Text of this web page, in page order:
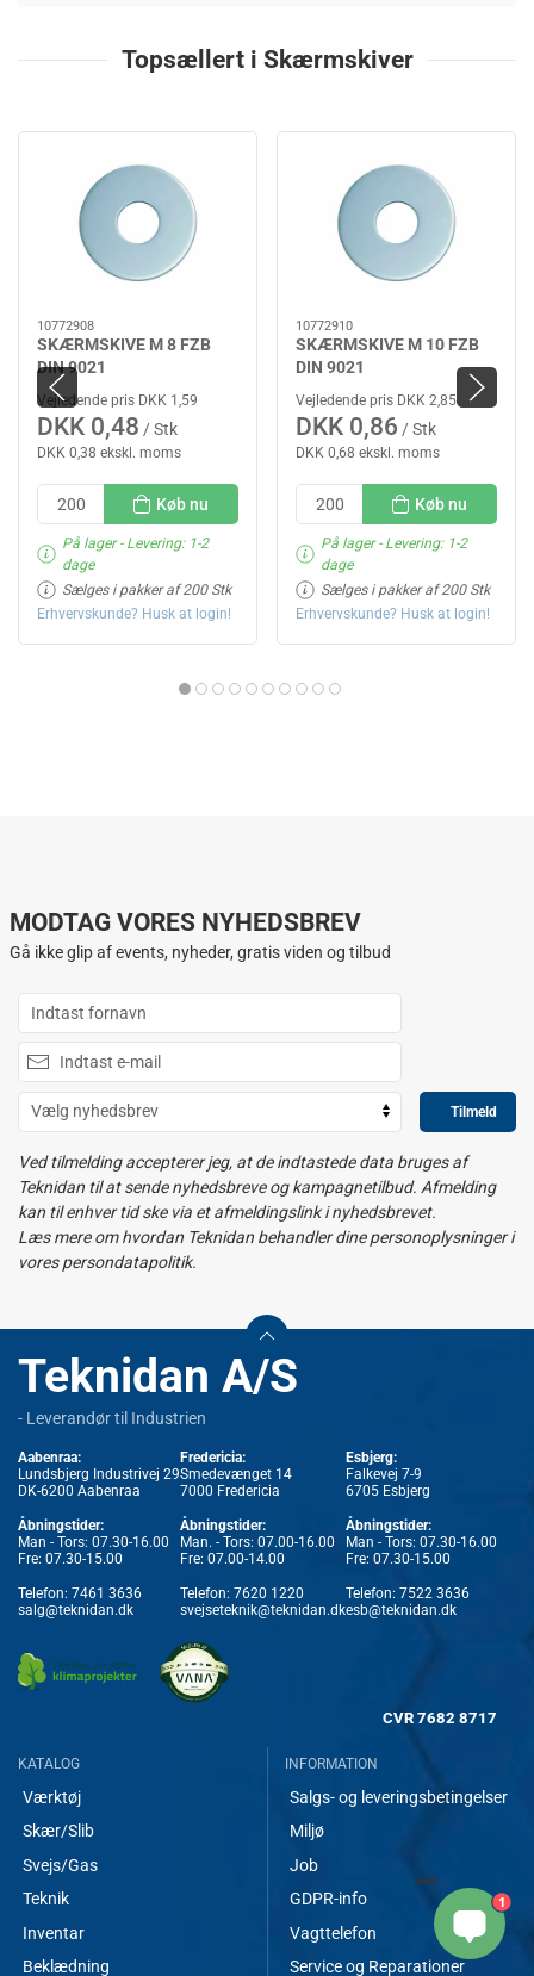
Topsællert i Skærmskiver
10772908
SKÆRMSKIVE M 8 FZB
DIN 9021
Vejledende pris DKK 1,59
DKK 0,48 / Stk
DKK 0,38 ekskl. moms
Køb nu
På lager- Levering: 1-2
dage
Sælges i pakker af 200 Stk
Erhvervskunde? Husk at login!
10772910
SKÆRMSKIVE M 10 FZB
DIN 9021
Vejledende pris DKK 2,85
DKK 0,86 / Stk
DKK 0,68 ekskl. moms
Køb nu
På lager- Levering: 1-2
dage
Sælges i pakker af 200 Stk
Erhvervskunde? Husk at login!
MODTAG VORES NYHEDSBREV
Gå ikke glip af events, nyheder, gratis viden og tilbud
Tilmeld
Ved tilmelding accepterer jeg, at de indtastede data bruges af
Teknidan til at sende nyhedsbreve og kampagnetilbud. Afmelding
kan til enhver tid ske via et afmeldingslink i nyhedsbrevet.
Læs mere om hvordan Teknidan behandler dine personoplysninger i
vores persondatapolitik.
Teknidan A/S
- Leverandør til Industrien
Aabenraa:
Lundsbjerg Industrivej 29
DK-6200 Aabenraa
Åbningstider:
Man - Tors: 07.30-16.00
Fre: 07.30-15.00
Telefon: 7461 3636
salg@teknidan.dk
Fredericia:
Smedevænget 14
7000 Fredericia
Åbningstider:
Man. - Tors: 07.00-16.00
Fre: 07.00-14.00
Telefon: 7620 1220
svejseteknik@teknidan.dk
Esbjerg:
Falkevej 7-9
6705 Esbjerg
Åbningstider:
Man - Tors: 07.30-16.00
Fre: 07.30-15.00
Telefon: 7522 3636
esb@teknidan.dk
CVR 7682 8717
KATALOG
Værktøj
Skær/Slib
Svejs/Gas
Teknik
Inventar
Beklædning
INFORMATION
Salgs- og leveringsbetingelser
Miljø
Job
GDPR-info
Vagttelefon
Service og Reparationer
1